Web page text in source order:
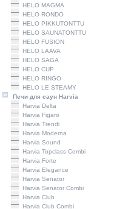
HELO MAGMA
HELO RONDO
HELO PIKKUTONTTU
HELO SAUNATONTTU
HELO FUSION
HELO LAAVA
HELO SAGA
HELO CUP
HELO RINGO
HELO LE STEAMY
Печи для саун Harvia
Harviа Delta
Harviа Figaro
Harviа Trendi
Harviа Moderna
Harviа Sound
Harvia Topclass Combi
Harvia Forte
Harvia Elegance
Harvia Senator
Harvia Senator Combi
Harvia Сlub
Harvia Club Combi